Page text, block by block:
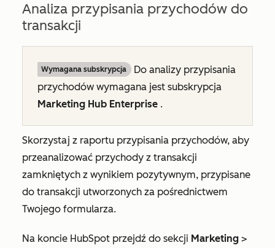
Analiza przypisania przychodów do
transakcji
Wymagana subskrypcja
Do analizy przypisania
przychodów wymagana jest subskrypcja
Marketing Hub Enterprise .
Skorzystaj z raportu przypisania przychodów, aby
przeanalizować przychody z transakcji
zamkniętych z wynikiem pozytywnym, przypisane
do transakcji utworzonych za pośrednictwem
Twojego formularza.
Na koncie HubSpot przejdź do sekcji Marketing >